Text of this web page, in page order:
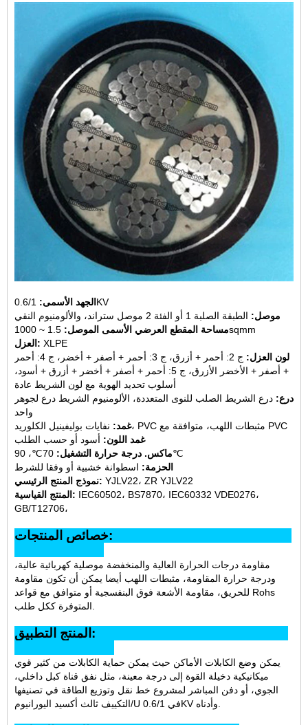
الجهد الأسمى: 0.6/1KV
موصل: الطبقة الصلبة 1 أو الفئة 2 موصل ستراند، والألومنيوم النقي
مساحة المقطع العرضي الأسمى الموصل:1.5 ~ 1000sqmm
العزل: XLPE
لون العزل:
ج 2: أحمر + أزرق، ج 3: أحمر + أصفر + أخضر، ج 4: أحمر
+ أصفر + الأخضر الأزرق، ج 5: أحمر + أصفر + أخضر + أزرق + أسود،
أسلوب تحديد الهوية مع لون الشريط عادة
درع: درع الشريط الصلب للنوى المتعددة، الألومنيوم الشريط درع لجوهر
واحد
غمد:
نفايات بوليفينيل الكلوريد، PVC مثبطات اللهب، متوافقة مع PVC
غمد اللون: أسود أو حسب الطلب
ماكس. درجة حرارة التشغيل:70℃، 90℃
الحزمة: اسطوانة خشبية أو وفقا للشرط
نموذج المنتج الرئيسي: YJLV22، ZR YJLV22
المنتج القياسية: IEC60502، BS7870، IEC60332 VDE0276،
GB/T12706،
خصائص المنتجات:
مقاومة درجات الحرارة العالية والمنخفضة موصلية كهربائية عالية،
ودرجة حرارة المقاومة، مثبطات اللهب أيضا يمكن أن تكون مقاومة
للحريق، مقاومة الأشعة فوق البنفسجية أو متوافق مع قواعد Rohs
المنتج التطبيق:
يمكن وضع الكابلات الأماكن حيث يمكن حماية الكابلات من كثير قوي
ميكانيكية دخيلة القوة إلى درجة معينة، مثل نفق قناة كبل داخلي،
الجوي، أو دفن المباشر لمشروع خط نقل وتوزيع الطاقة في تصنيفها